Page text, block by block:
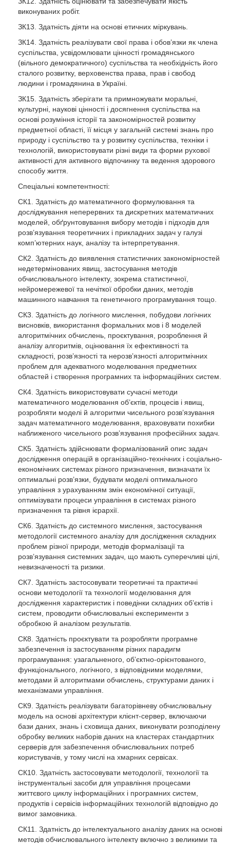
виконуваних робіт.
ЗК13. Здатність діяти на основі етичних міркувань.
ЗК14. Здатність реалізувати свої права і обов’язки як члена
суспільства, усвідомлювати цінності громадянського
(вільного демократичного) суспільства та необхідність його
сталого розвитку, верховенства права, прав і свобод
людини і громадянина в Україні.
ЗК15. Здатність зберігати та примножувати моральні,
культурні, наукові цінності і досягнення суспільства на
основі розуміння історії та закономірностей розвитку
предметної області, її місця у загальній системі знань про
природу і суспільство та у розвитку суспільства, техніки і
технологій, використовувати різні види та форми рухової
активності для активного відпочинку та ведення здорового
способу життя.
Спеціальні компетентності:
СК1. Здатність до математичного формулювання та
досліджування неперервних та дискретних математичних
моделей, обґрунтовування вибору методів і підходів для
розв’язування теоретичних і прикладних задач у галузі
комп’ютерних наук, аналізу та інтерпретування.
СК2. Здатність до виявлення статистичних закономірностей
недетермінованих явищ, застосування методів
обчислювального інтелекту, зокрема статистичної,
нейромережевої та нечіткої обробки даних, методів
машинного навчання та генетичного програмування тощо.
СК3. Здатність до логічного мислення, побудови логічних
висновків, використання формальних мов і 8 моделей
алгоритмічних обчислень, проєктування, розроблення й
аналізу алгоритмів, оцінювання їх ефективності та
складності, розв’язності та нерозв’язності алгоритмічних
проблем для адекватного моделювання предметних
областей і створення програмних та інформаційних систем.
СК4. Здатність використовувати сучасні методи
математичного моделювання об’єктів, процесів і явищ,
розробляти моделі й алгоритми чисельного розв’язування
задач математичного моделювання, враховувати похибки
наближеного чисельного розв’язування професійних задач.
СК5. Здатність здійснювати формалізований опис задач
дослідження операцій в організаційно-технічних і соціально-
економічних системах різного призначення, визначати їх
оптимальні розв’язки, будувати моделі оптимального
управління з урахуванням змін економічної ситуації,
оптимізувати процеси управління в системах різного
призначення та рівня ієрархії.
СК6. Здатність до системного мислення, застосування
методології системного аналізу для дослідження складних
проблем різної природи, методів формалізації та
розв’язування системних задач, що мають суперечливі цілі,
невизначеності та ризики.
СК7. Здатність застосовувати теоретичні та практичні
основи методології та технології моделювання для
дослідження характеристик і поведінки складних об’єктів і
систем, проводити обчислювальні експерименти з
обробкою й аналізом результатів.
СК8. Здатність проєктувати та розробляти програмне
забезпечення із застосуванням різних парадигм
програмування: узагальненого, об’єктно-орієнтованого,
функціонального, логічного, з відповідними моделями,
методами й алгоритмами обчислень, структурами даних і
механізмами управління.
СК9. Здатність реалізувати багаторівневу обчислювальну
модель на основі архітектури клієнт-сервер, включаючи
бази даних, знань і сховища даних, виконувати розподілену
обробку великих наборів даних на кластерах стандартних
серверів для забезпечення обчислювальних потреб
користувачів, у тому числі на хмарних сервісах.
СК10. Здатність застосовувати методології, технології та
інструментальні засоби для управління процесами
життєвого циклу інформаційних і програмних систем,
продуктів і сервісів інформаційних технологій відповідно до
вимог замовника.
СК11. Здатність до інтелектуального аналізу даних на основі
методів обчислювального інтелекту включно з великими та